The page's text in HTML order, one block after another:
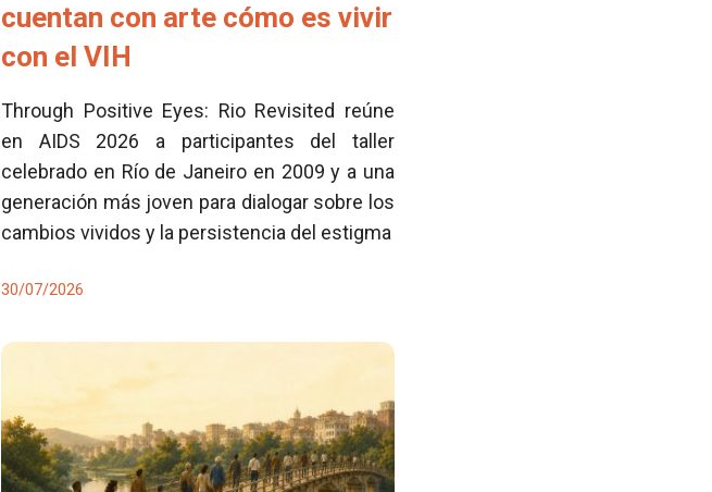
cuentan con arte cómo es vivir
con el VIH
Through Positive Eyes: Rio Revisited reúne
en AIDS 2026 a participantes del taller
celebrado en Río de Janeiro en 2009 y a una
generación más joven para dialogar sobre los
cambios vividos y la persistencia del estigma
30/07/2026